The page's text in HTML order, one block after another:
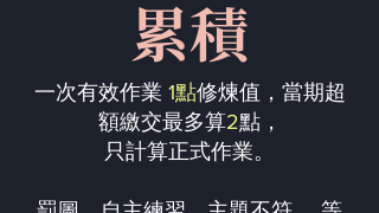
累積
一次有效作業 1點修煉值，當期超
額繳交最多算2點，
只計算正式作業。